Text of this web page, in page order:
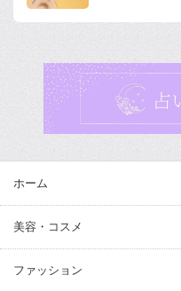
ホーム
美容・コスメ
ファッション